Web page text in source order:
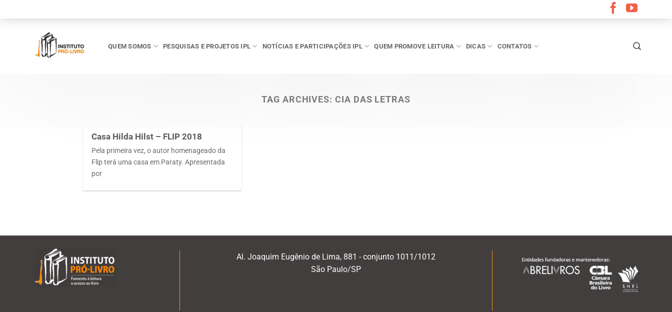
QUEM SOMOS PESQUISAS E PROJETOS IPL NOTÍCIAS E PARTICIPAÇÕES IPL QUEM PROMOVE LEITURA DICAS CONTATOS
TAG ARCHIVES: CIA DAS LETRAS
Casa Hilda Hilst – FLIP 2018
Pela primeira vez, o autor homenageado da
Flip terá uma casa em Paraty. Apresentada
por
Al. Joaquim Eugênio de Lima, 881 - conjunto 1011/1012
São Paulo/SP